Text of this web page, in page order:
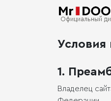
Официальный
Условия
1.
Владелец